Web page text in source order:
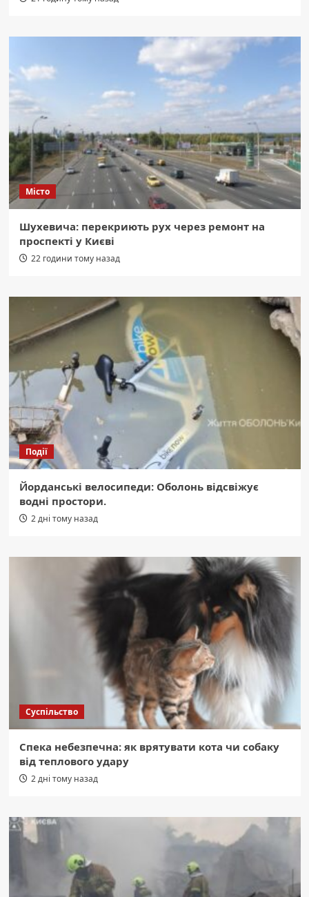
Місто
Шухевича: перекриють рух через ремонт на
проспекті у Києві
22 години тому назад
Події
Йорданські велосипеди: Оболонь відсвіжує
водні простори.
2 дні тому назад
Суспільство
Спека небезпечна: як врятувати кота чи собаку
від теплового удару
2 дні тому назад